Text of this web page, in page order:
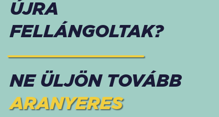
ÚJRA
FELLÁNGOLTAK?
NE ÜLJÖN TOVÁBB
ARANYERES